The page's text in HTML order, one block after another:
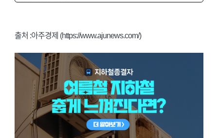
출처 :아주경제 (https://www.ajunews.com/)